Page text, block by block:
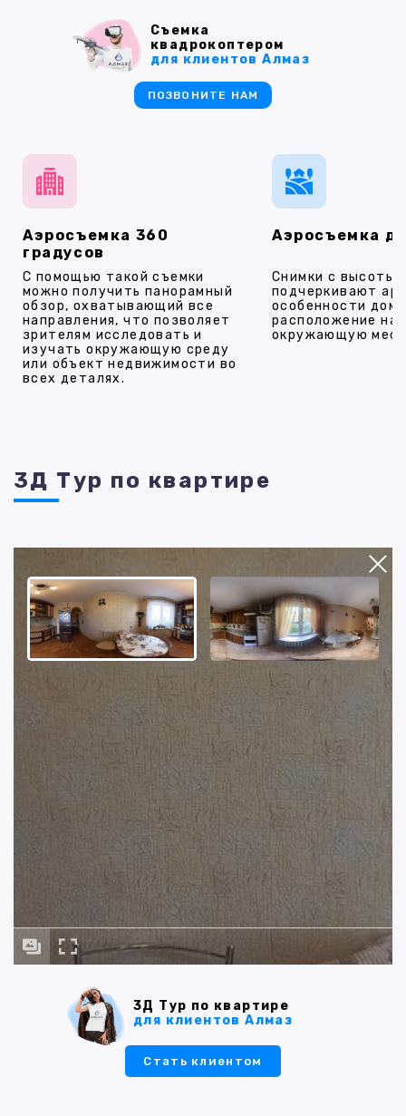
Аэросъемка 360
градусов
С помощью такой съемки
можно получить панорамный
обзор, охватывающий все
направления, что позволяет
зрителям исследовать и
изучать окружающую среду
или объект недвижимости во
всех деталях.
Аэросъемка
Снимки с высоты
подчеркивают
особенности
расположение на
окружающую
Съемка
квадрокоптером
для клиентов Алмаз
ПОЗВОНИТЕ НАМ
3Д Тур по квартире
3Д Тур по квартире
для клиентов Алмаз
Стать клиентом